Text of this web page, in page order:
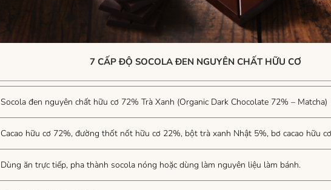
7 CẤP ĐỘ SOCOLA ĐEN NGUYÊN CHẤT HỮU CƠ
Socola đen nguyên chất hữu cơ 72% Trà Xanh (Organic Dark Chocolate 72% – Matcha)
Cacao hữu cơ 72%, đường thốt nốt hữu cơ 22%, bột trà xanh Nhật 5%, bơ cacao hữu
Dùng ăn trực tiếp, pha thành socola nóng hoặc dùng làm nguyên liệu làm bánh.